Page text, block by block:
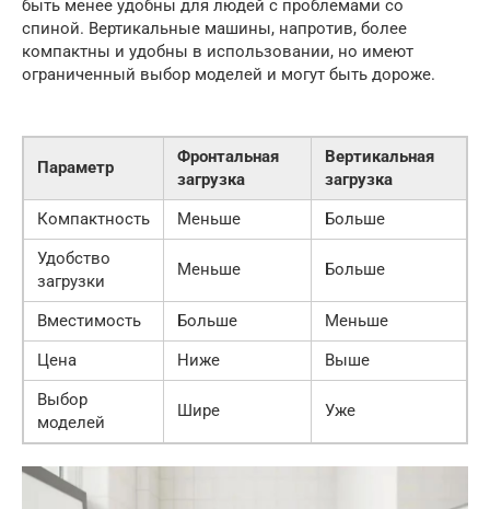
быть менее удобны для людей с проблемами со
спиной. Вертикальные машины, напротив, более
компактны и удобны в использовании, но имеют
ограниченный выбор моделей и могут быть дороже.
Параметр
Фронтальная
загрузка
Вертикальная
загрузка
Компактность
Меньше
Больше
Удобство
загрузки
Меньше Больше
Вместимость Больше
Меньше
Цена
Ниже
Выше
Выбор
моделей
Шире Уже